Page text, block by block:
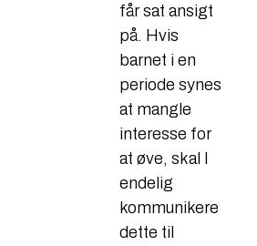
får sat ansigt
på. Hvis
barnet i en
periode synes
at mangle
interesse for
at øve, skal I
endelig
kommunikere
dette til